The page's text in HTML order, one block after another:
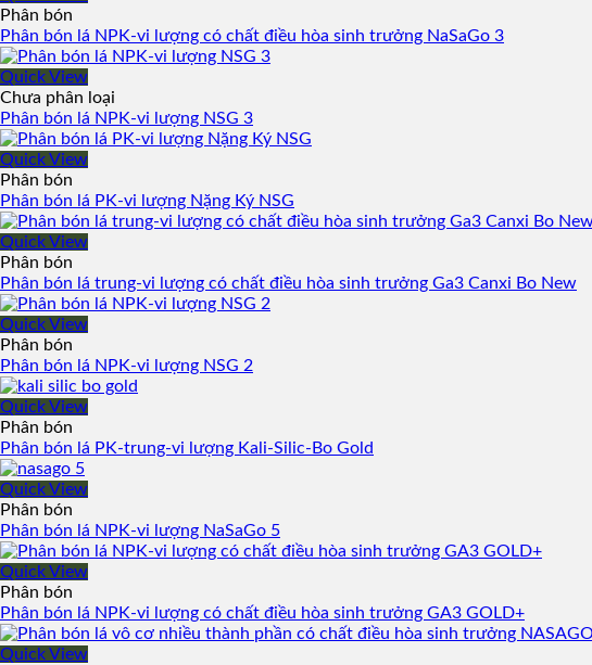
Phân bón
Phân bón lá NPK-vi lượng có chất điều hòa sinh trưởng NaSaGo 3
Quick View
Chưa phân loại
Phân bón lá NPK-vi lượng NSG 3
Quick View
Phân bón
Phân bón lá PK-vi lượng Nặng Ký NSG
Quick View
Phân bón
Phân bón lá trung-vi lượng có chất điều hòa sinh trưởng Ga3 Canxi Bo New
Quick View
Phân bón
Phân bón lá NPK-vi lượng NSG 2
Quick View
Phân bón
Phân bón lá PK-trung-vi lượng Kali-Silic-Bo Gold
Quick View
Phân bón
Phân bón lá NPK-vi lượng NaSaGo 5
Quick View
Phân bón
Phân bón lá NPK-vi lượng có chất điều hòa sinh trưởng GA3 GOLD+
Quick View